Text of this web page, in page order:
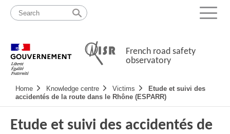
content
map
Menu
French road safety
observatory
Navigation
principale
Home Knowledge centre Victims
Etude et suivi des
accidentés de la route dans le Rhône (ESPARR)
Etude et suivi des accidentés de